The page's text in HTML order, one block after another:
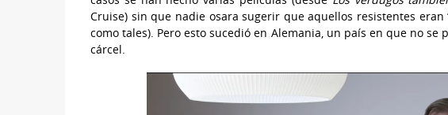
Cruise) sin que nadie osara sugerir que aquellos resistentes
como tales). Pero esto sucedió en Alemania, un país en que no
cárcel.